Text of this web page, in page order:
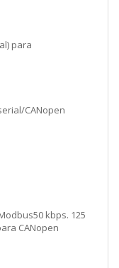
para
CANopen
kbps. 125
CANopen